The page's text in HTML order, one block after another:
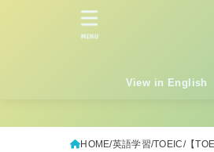
View in English
MENU
HOME 英語学習 TOEIC 【